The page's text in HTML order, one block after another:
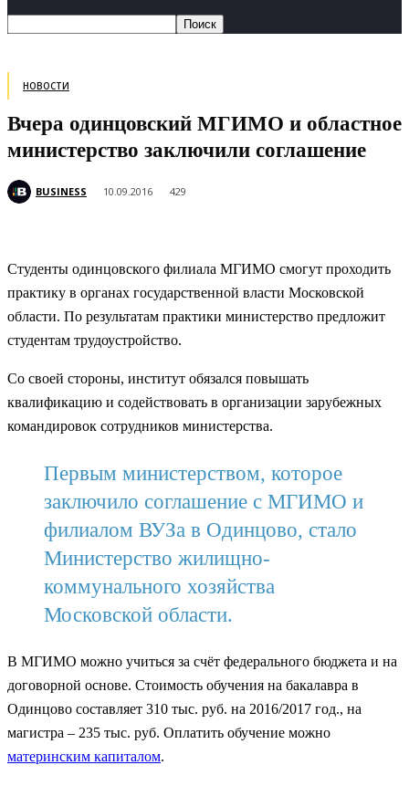
НОВОСТИ
Вчера одинцовский МГИМО и областное
министерство заключили соглашение
BUSINESS 10.09.2016 429
Студенты одинцовского филиала МГИМО смогут проходить
практику в органах государственной власти Московской
области. По результатам практики министерство предложит
студентам трудоустройство.
Со своей стороны, институт обязался повышать
квалификацию и содействовать в организации зарубежных
командировок сотрудников министерства.
Первым министерством, которое
заключило соглашение с МГИМО и
филиалом ВУЗа в Одинцово, стало
Министерство жилищно-
коммунального хозяйства
Московской области.
В МГИМО можно учиться за счёт федерального бюджета и на
договорной основе. Стоимость обучения на бакалавра в
Одинцово составляет 310 тыс. руб. на 2016/2017 год., на
магистра – 235 тыс. руб. Оплатить обучение можно
материнским капиталом.